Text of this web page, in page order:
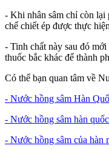
- Khi nhân sâm chỉ còn lại
chế chiết ép được thực
- Tinh chất này sau đó
thuốc bắc khác để thành
Có thể bạn quan tâm về
- Nước hồng sâm Hàn
- Nước hồng sâm hàn
- Nước hồng sâm của hàn